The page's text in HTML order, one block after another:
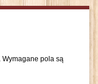
Wymagane pola są